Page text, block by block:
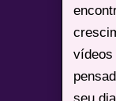
vídeos
seu